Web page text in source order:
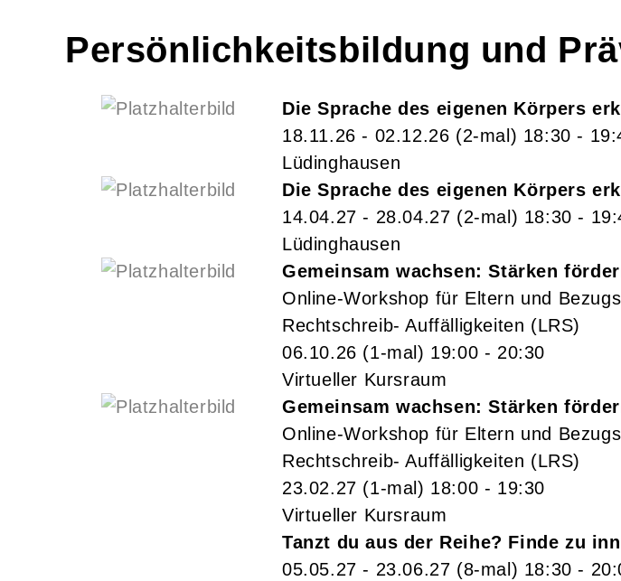
Persönlichkeitsbildung und
Die Sprache des eigenen Körpers
18.11.26 - 02.12.26 (2-mal) 18:30 -
Lüdinghausen
Die Sprache des eigenen Körpers
14.04.27 - 28.04.27 (2-mal) 18:30 -
Lüdinghausen
Gemeinsam wachsen: Stärken
Online-Workshop für Eltern und
Rechtschreib- Auffälligkeiten (LRS)
06.10.26 (1-mal) 19:00 - 20:30
Virtueller Kursraum
Gemeinsam wachsen: Stärken
Online-Workshop für Eltern und
Rechtschreib- Auffälligkeiten (LRS)
23.02.27 (1-mal) 18:00 - 19:30
Virtueller Kursraum
Tanzt du aus der Reihe? Finde zu
05.05.27 - 23.06.27 (8-mal) 18:30 -